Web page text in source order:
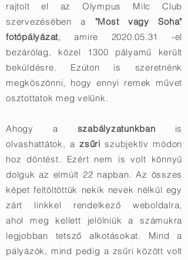
rajtolt el az Olympus Milc Club
szervezésében a "Most vagy Soha"
fotópályázat, amire 2020.05.31
-el
bezárólag, közel 1300 pályamű került
beküldésre. Ezúton is szeretnénk
megköszönni, hogy ennyi remek művet
osztottatok meg velünk.
Ahogy a szabályzatunkban is
olvashattátok, azsűri szubjektív módon
hoz döntést. Ezért nem is volt könnyű
dolguk az elmúlt 22 napban. Az összes
képet feltöltöttük nekik nevek nélkül egy
zárt linkkel rendelkező weboldalra,
ahol meg kellett jelölniük a számukra
legjobban tetsző alkotásokat. Mind a
pályázók, mind pedig a zsűri között volt